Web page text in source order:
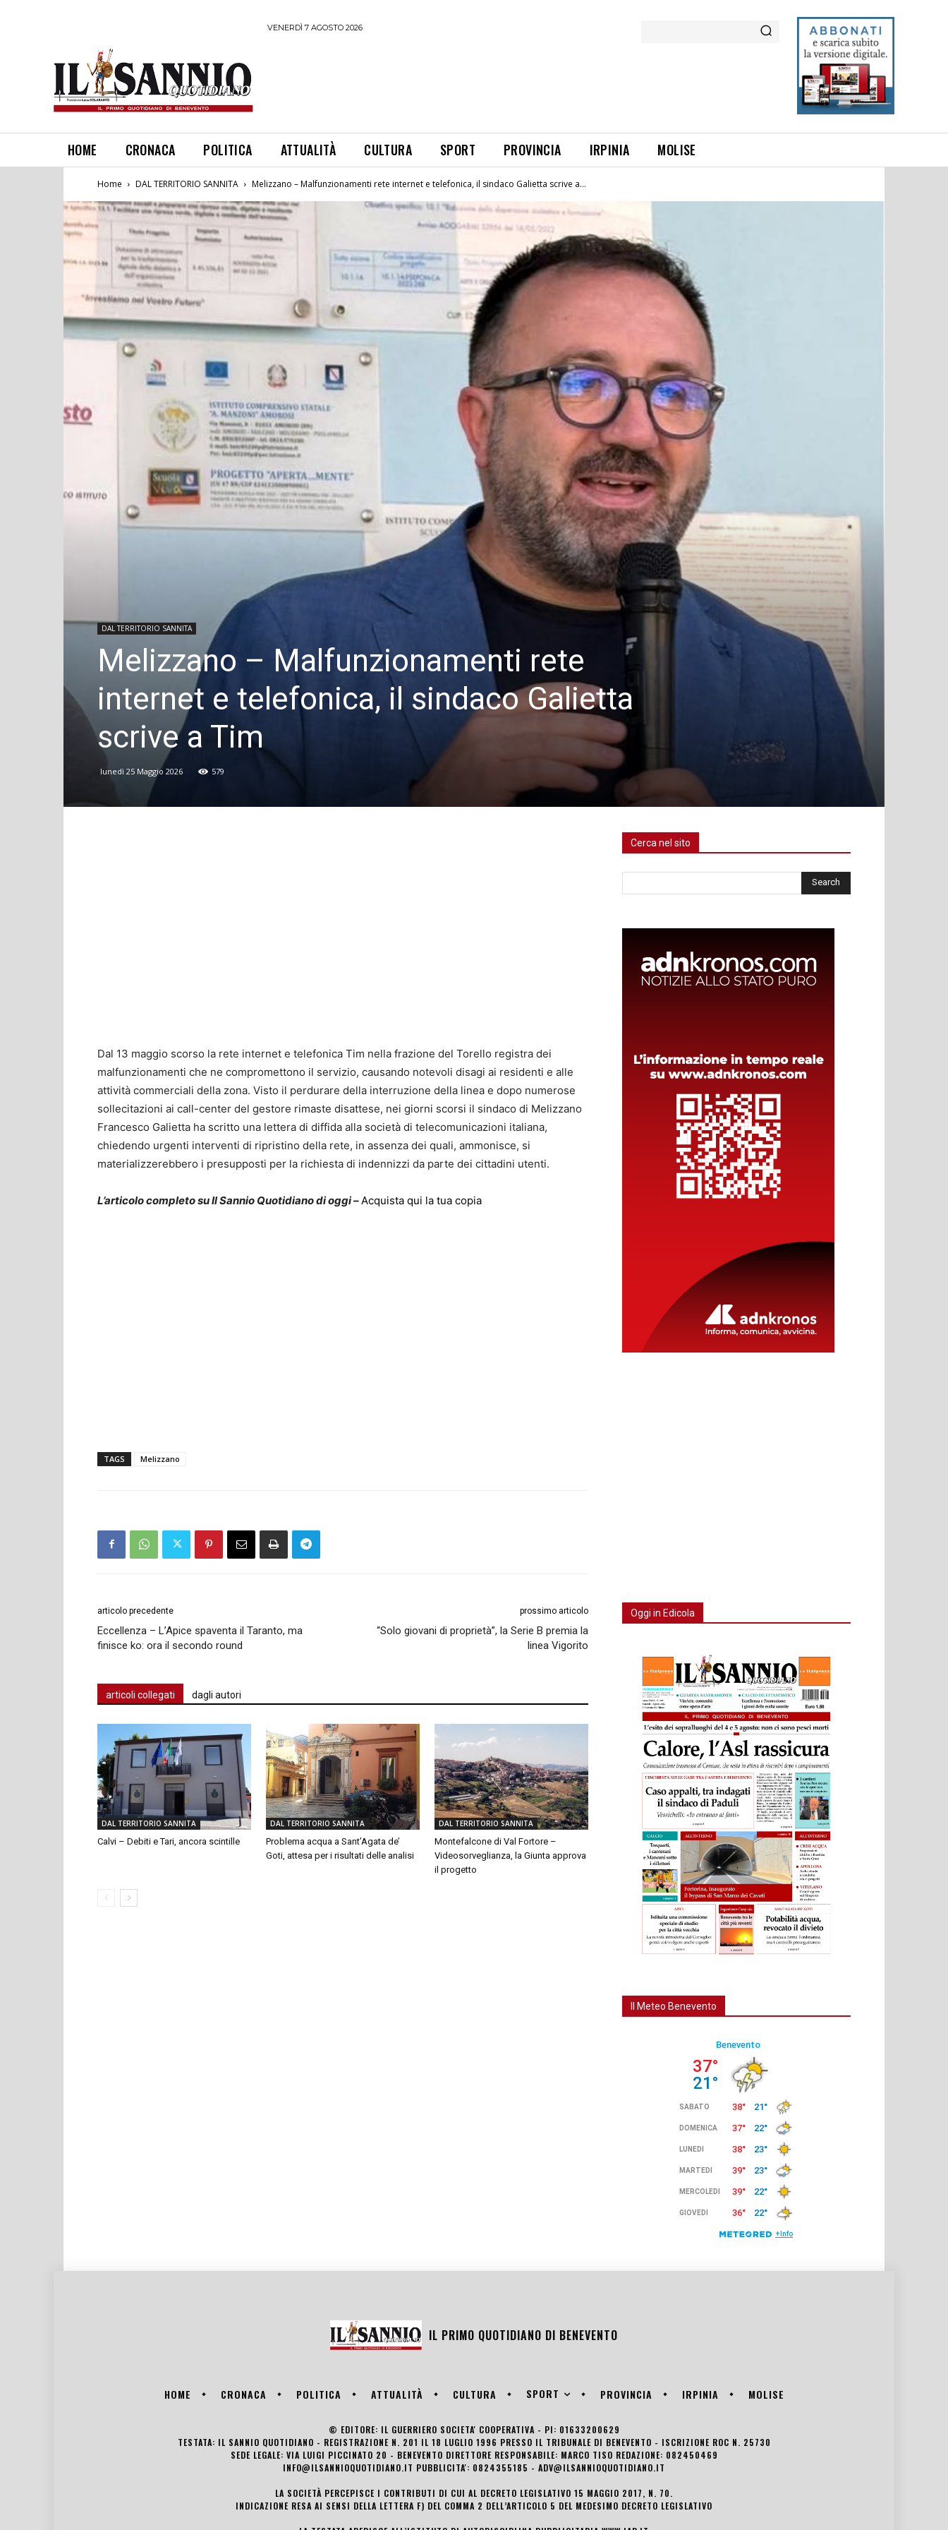
VENERDÌ 7 AGOSTO 2026
HOME CRONACA POLITICA ATTUALITÀ CULTURA SPORT PROVINCIA IRPINIA MOLISE
Home DAL TERRITORIO SANNITA Melizzano – Malfunzionamenti rete internet e telefonica, il sindaco Galietta scrive a...
DAL TERRITORIO SANNITA
Melizzano – Malfunzionamenti rete
internet e telefonica, il sindaco Galietta
scrive a Tim
lunedì 25 Maggio 2026 579
Dal 13 maggio scorso la rete internet e telefonica Tim nella frazione del Torello registra dei
malfunzionamenti che ne compromettono il servizio, causando notevoli disagi ai residenti e alle
attività commerciali della zona. Visto il perdurare della interruzione della linea e dopo numerose
sollecitazioni ai call-center del gestore rimaste disattese, nei giorni scorsi il sindaco di Melizzano
Francesco Galietta ha scritto una lettera di diffida alla società di telecomunicazioni italiana,
chiedendo urgenti interventi di ripristino della rete, in assenza dei quali, ammonisce, si
materializzerebbero i presupposti per la richiesta di indennizzi da parte dei cittadini utenti.
L’articolo completo su Il Sannio Quotidiano di oggi –Acquista qui la tua copia
TAGS Melizzano
articolo precedente
Eccellenza – L’Apice spaventa il Taranto, ma
finisce ko: ora il secondo round
prossimo articolo
“Solo giovani di proprietà”, la Serie B premia la
linea Vigorito
articoli collegati dagli autori
DAL TERRITORIO SANNITA
Calvi – Debiti e Tari, ancora scintille
DAL TERRITORIO SANNITA
Problema acqua a Sant’Agata de’
Goti, attesa per i risultati delle analisi
DAL TERRITORIO SANNITA
Montefalcone di Val Fortore –
Videosorveglianza, la Giunta approva
il progetto
Cerca nel sito
Oggi in Edicola
Il Meteo Benevento
IL PRIMO QUOTIDIANO DI BENEVENTO
HOME CRONACA POLITICA ATTUALITÀ CULTURA SPORT PROVINCIA IRPINIA MOLISE
© EDITORE: IL GUERRIERO SOCIETA' COOPERATIVA - PI: 01633200629
TESTATA: IL SANNIO QUOTIDIANO - REGISTRAZIONE N. 201 IL 18 LUGLIO 1996 PRESSO IL TRIBUNALE DI BENEVENTO - ISCRIZIONE ROC N. 25730
SEDE LEGALE: VIA LUIGI PICCINATO 20 - BENEVENTO DIRETTORE RESPONSABILE: MARCO TISO REDAZIONE: 082450469
INFO@ILSANNIOQUOTIDIANO.IT PUBBLICITA': 0824355185 - ADV@ILSANNIOQUOTIDIANO.IT
LA SOCIETÀ PERCEPISCE I CONTRIBUTI DI CUI AL DECRETO LEGISLATIVO 15 MAGGIO 2017, N. 70.
INDICAZIONE RESA AI SENSI DELLA LETTERA F) DEL COMMA 2 DELL’ARTICOLO 5 DEL MEDESIMO DECRETO LEGISLATIVO